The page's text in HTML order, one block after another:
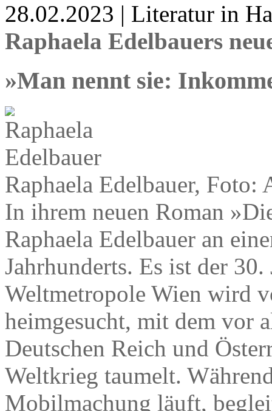
28.02.2023 | Literatur in
Raphaela Edelbauers
»Man nennt sie:
Raphaela Edelbauer,
In ihrem neuen Roman
Raphaela Edelbauer an
Jahrhunderts. Es ist der
Weltmetropole Wien wird
heimgesucht, mit dem vor
Deutschen Reich und
Weltkrieg taumelt.
Mobilmachung läuft,